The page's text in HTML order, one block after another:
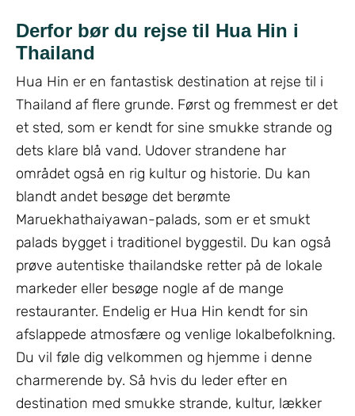
Derfor bør du rejse til Hua Hin i
Thailand
Hua Hin er en fantastisk destination at rejse til i
Thailand af flere grunde. Først og fremmest er det
et sted, som er kendt for sine smukke strande og
dets klare blå vand. Udover strandene har
området også en rig kultur og historie. Du kan
blandt andet besøge det berømte
Maruekhathaiyawan-palads, som er et smukt
palads bygget i traditionel byggestil. Du kan også
prøve autentiske thailandske retter på de lokale
markeder eller besøge nogle af de mange
restauranter. Endelig er Hua Hin kendt for sin
afslappede atmosfære og venlige lokalbefolkning.
Du vil føle dig velkommen og hjemme i denne
charmerende by. Så hvis du leder efter en
destination med smukke strande, kultur, lækker